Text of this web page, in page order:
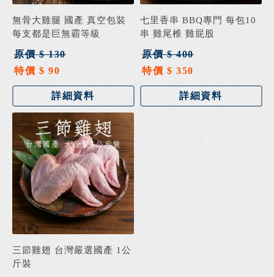
無骨大雞腿 國產 真空包裝
每支都是巨無霸等級
原價 $ 130
特價 $ 90
詳細資料
七里香串 BBQ專門 每包10
串 雞尾椎 雞屁股
原價 $ 400
特價 $ 350
詳細資料
三節雞翅 台灣嚴選國產 1公
斤裝